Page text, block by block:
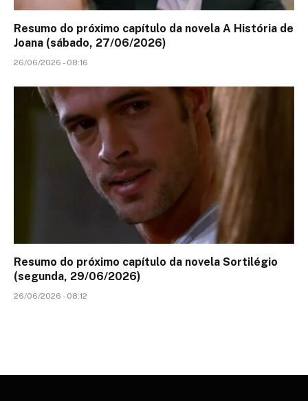
Resumo do próximo capítulo da novela A História de
Joana (sábado, 27/06/2026)
26/06/2026 - 08:16
Resumo do próximo capítulo da novela Sortilégio
(segunda, 29/06/2026)
26/06/2026 - 08:12